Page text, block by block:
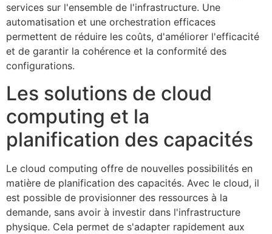
services sur l'ensemble de l'infrastructure. Une
automatisation et une orchestration efficaces
permettent de réduire les coûts, d'améliorer l'efficacité
et de garantir la cohérence et la conformité des
configurations.
Les solutions de cloud
computing et la
planification des capacités
Le cloud computing offre de nouvelles possibilités en
matière de planification des capacités. Avec le cloud, il
est possible de provisionner des ressources à la
demande, sans avoir à investir dans l'infrastructure
physique. Cela permet de s'adapter rapidement aux